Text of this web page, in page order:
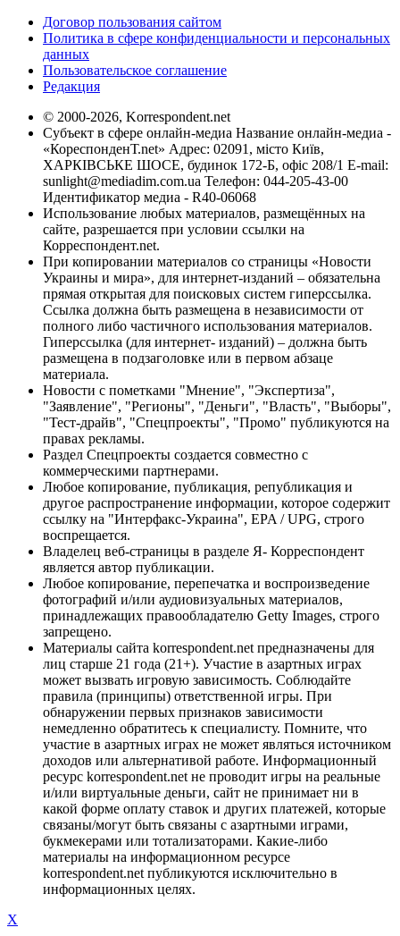
Договор пользования сайтом
Политика в сфере конфиденциальности и персональных
данных
Пользовательское соглашение
Редакция
© 2000-2026, Korrespondent.net
Субъект в сфере онлайн-медиа Название онлайн-медиа -
«КореспонденТ.net» Адрес: 02091, місто Київ,
ХАРКІВСЬКЕ ШОСЕ, будинок 172-Б, офіс 208/1 E-mail:
sunlight@mediadim.com.ua Телефон: 044-205-43-00
Идентификатор медиа - R40-06068
Использование любых материалов, размещённых на
сайте, разрешается при условии ссылки на
Корреспондент.net.
При копировании материалов со страницы «Новости
Украины и мира», для интернет-изданий – обязательна
прямая открытая для поисковых систем гиперссылка.
Ссылка должна быть размещена в независимости от
полного либо частичного использования материалов.
Гиперссылка (для интернет- изданий) – должна быть
размещена в подзаголовке или в первом абзаце
материала.
Новости с пометками "Мнение", "Экспертиза",
"Заявление", "Регионы", "Деньги", "Власть", "Выборы",
"Тест-драйв", "Спецпроекты", "Промо" публикуются на
правах рекламы.
Раздел Спецпроекты создается совместно с
коммерческими партнерами.
Любое копирование, публикация, републикация и
другое распространение информации, которое содержит
ссылку на "Интерфакс-Украина", EPA / UPG, строго
воспрещается.
Владелец веб-страницы в разделе Я- Корреспондент
является автор публикации.
Любое копирование, перепечатка и воспроизведение
фотографий и/или аудиовизуальных материалов,
принадлежащих правообладателю Getty Images, строго
запрещено.
Материалы сайта korrespondent.net предназначены для
лиц старше 21 года (21+). Участие в азартных играх
может вызвать игровую зависимость. Соблюдайте
правила (принципы) ответственной игры. При
обнаружении первых признаков зависимости
немедленно обратитесь к специалисту. Помните, что
участие в азартных играх не может являться источником
доходов или альтернативой работе. Информационный
ресурс korrespondent.net не проводит игры на реальные
и/или виртуальные деньги, сайт не принимает ни в
какой форме оплату ставок и других платежей, которые
связаны/могут быть связаны с азартными играми,
букмекерами или тотализаторами. Какие-либо
материалы на информационном ресурсе
korrespondent.net публикуются исключительно в
информационных целях.
X